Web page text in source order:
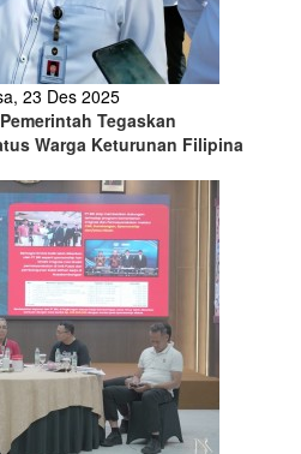
23 Des 2025
Tegaskan
Warga Keturunan Filipina